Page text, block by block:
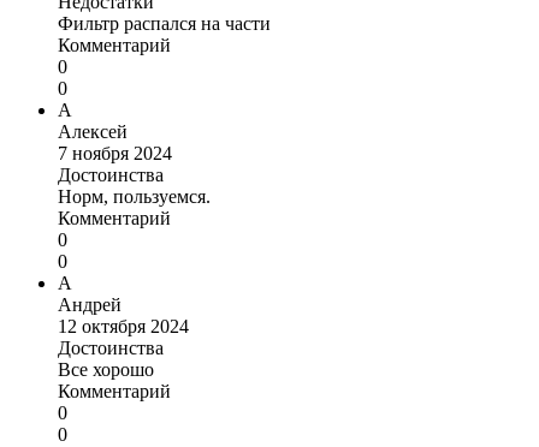
Фильтр распался на части
Комментарий
0
0
А
Алексей
7 ноября 2024
Достоинства
Норм, пользуемся.
Комментарий
0
0
А
Андрей
12 октября 2024
Достоинства
Все хорошо
Комментарий
0
0